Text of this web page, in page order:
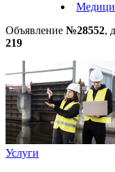
Объявление №28552,
219
Услуги